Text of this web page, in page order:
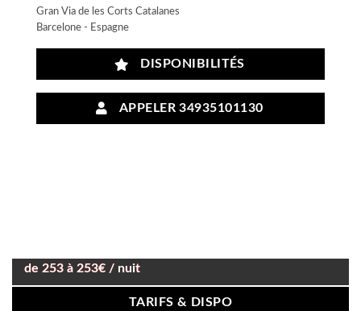
Gran Via de les Corts Catalanes
Barcelone - Espagne
DISPONIBILITÉS
APPELER 34935101130
de 253 à 253€ / nuit
TARIFS & DISPO